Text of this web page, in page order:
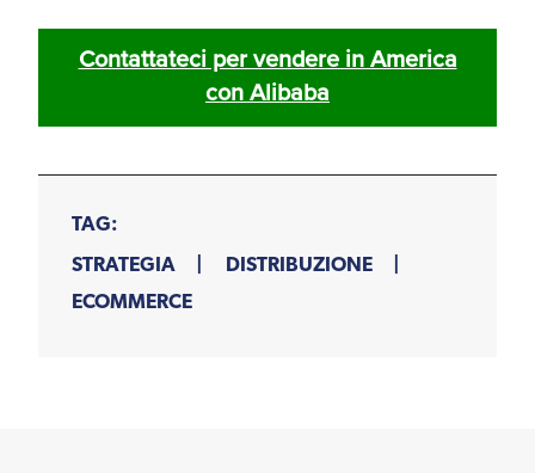
Contattateci per vendere in America
con Alibaba
TAG:
STRATEGIA
DISTRIBUZIONE
ECOMMERCE